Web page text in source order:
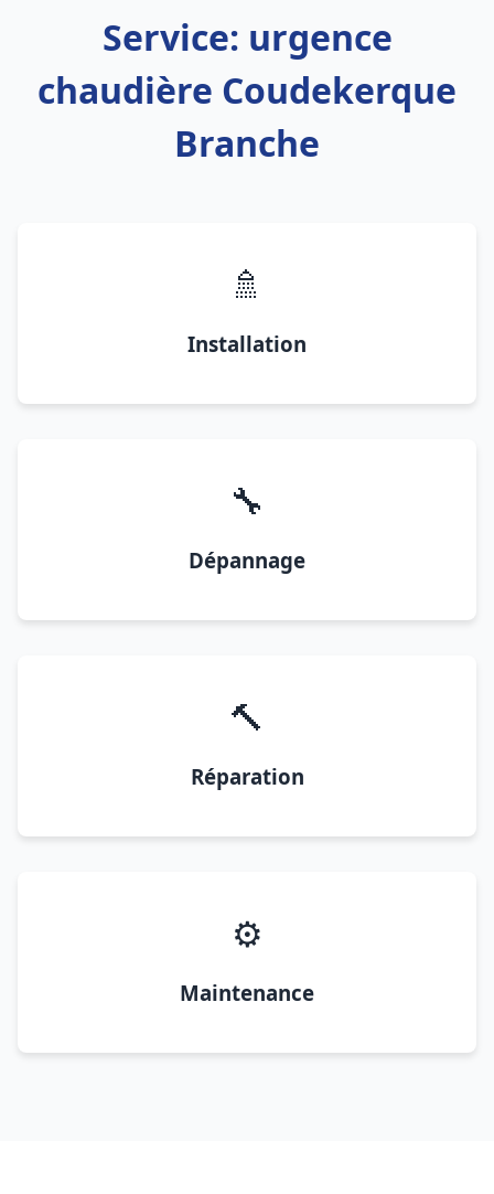
Service: urgence
chaudière Coudekerque
Branche
🚿
Installation
🔧
Dépannage
🔨
Réparation
⚙️
Maintenance